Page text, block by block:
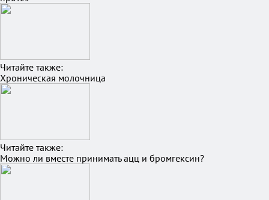
Читайте также:
Хроническая молочница
Читайте также:
Можно ли вместе принимать ацц и бромгексин?